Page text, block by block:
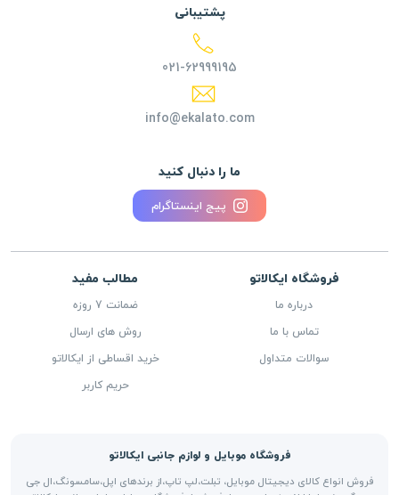
ما را دنبال کنید
پیج اینستاگرام
پشتیبانی
021-62999195
info@ekalato.com
مطالب مفید
ضمانت 7 روزه
روش های ارسال
خرید اقساطی از ایکالاتو
حریم کاربر
فروشگاه ایکالاتو
درباره ما
تماس با ما
سوالات متداول
فروشگاه موبایل و لوازم جانبی ایکالاتو
فروش انواع کالای دیجیتال موبایل، تبلت،لپ تاپ،از برندهای اپل،سامسونگ،ال جی